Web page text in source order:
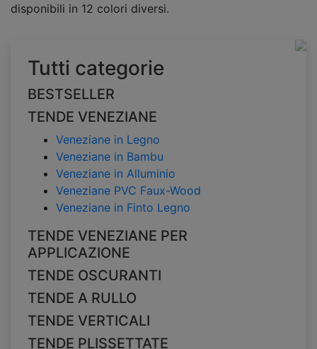
disponibili in 12 colori diversi.
Tutti categorie
BESTSELLER
TENDE VENEZIANE
Veneziane in Legno
Veneziane in Bambu
Veneziane in Alluminio
Veneziane PVC Faux-Wood
Veneziane in Finto Legno
TENDE VENEZIANE PER
APPLICAZIONE
TENDE OSCURANTI
TENDE A RULLO
TENDE VERTICALI
TENDE PLISSETTATE